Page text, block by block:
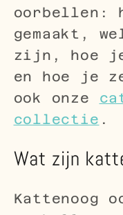
oorbellen:
gemaakt,
zijn, hoe
en hoe je
ook onze
collectie .
Wat zijn
Kattenoog